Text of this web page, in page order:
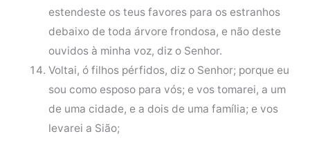
estendeste os teus favores para os estranhos
debaixo de toda árvore frondosa, e não deste
ouvidos à minha voz, diz o Senhor.
Voltai, ó filhos pérfidos, diz o Senhor; porque eu
sou como esposo para vós; e vos tomarei, a um
de uma cidade, e a dois de uma família; e vos
levarei a Sião;